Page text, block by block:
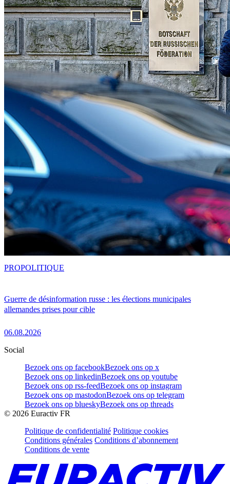
Guerre de désinformation russe : les élections municipales
allemandes prises pour cible
06.08.2026
PROPOLITIQUE
Social
Bezoek ons op facebookBezoek ons op x
Bezoek ons op linkedinBezoek ons op youtube
Bezoek ons op rss-feedBezoek ons op instagram
Bezoek ons op mastodonBezoek ons op telegram
Bezoek ons op blueskyBezoek ons op threads
© 2026 Euractiv FR
Politique de confidentialité Politique cookies
Conditions générales Conditions d’abonnement
Conditions de vente